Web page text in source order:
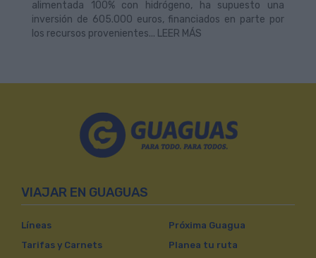
alimentada 100% con hidrógeno, ha supuesto una
inversión de 605.000 euros, financiados en parte por
los recursos provenientes... LEER MÁS
VIAJAR EN GUAGUAS
Líneas
Tarifas y Carnets
Próxima Guagua
Planea tu ruta